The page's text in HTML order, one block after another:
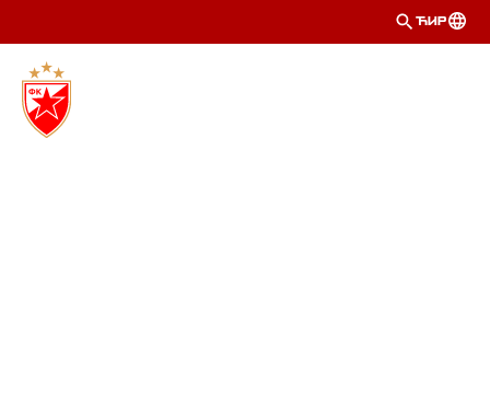
ЋИР